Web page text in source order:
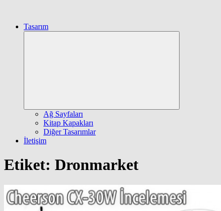
Tasarım
Ağ Sayfaları
Kitap Kapakları
Diğer Tasarımlar
İletişim
Etiket: Dronmarket